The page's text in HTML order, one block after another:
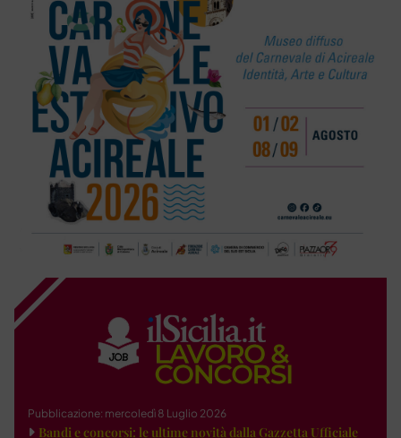
Pubblicazione: mercoledì 8 Luglio 2026
Bandi e concorsi: le ultime novità dalla Gazzetta Ufficiale